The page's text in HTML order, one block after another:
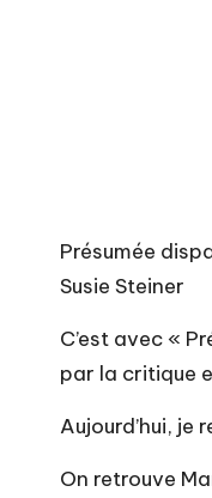
Présumée
Susie Steiner
C’est avec «
par la critique
Aujourd’hui, je
On retrouve